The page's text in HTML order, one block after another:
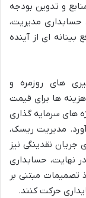
و تدوین بودجه
مدیریت،
ای از آینده
های روزمره و
ها برای قیمت
های سرمایه گذاری
مدیریت ریسک،
نقدینگی نیز
نهایت، حسابداری
تصمیمات مبتنی بر
حرکت کنند.